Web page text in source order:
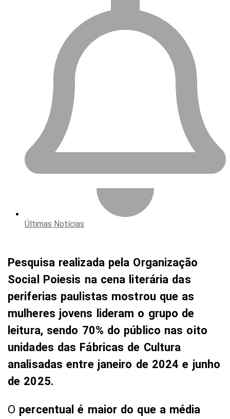
Últimas Notícias
Pesquisa realizada pela Organização
Social Poiesis na cena literária das
periferias paulistas mostrou que as
mulheres jovens lideram o grupo de
leitura, sendo 70% do público nas oito
unidades das Fábricas de Cultura
analisadas entre janeiro de 2024 e junho
de 2025.
O percentual é maior do que a média